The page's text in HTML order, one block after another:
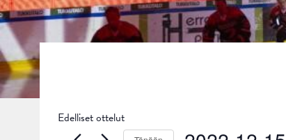
Edelliset ottelut